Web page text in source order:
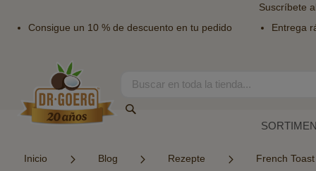
Suscríbete
Consigue un 10 % de descuento en tu pedido
Entrega
contenido
Search
Inicio Blog Rezepte French